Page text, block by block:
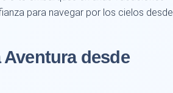
para navegar por los cielos desde
desde